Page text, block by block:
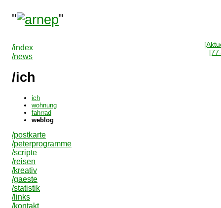
" "
/index
/news
/ich
ich
wohnung
fahrrad
weblog
/postkarte
/peterprogramme
/scripte
/reisen
/kreativ
/gaeste
/statistik
/links
/kontakt